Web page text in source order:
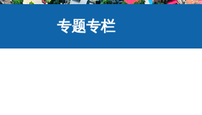
专题专栏